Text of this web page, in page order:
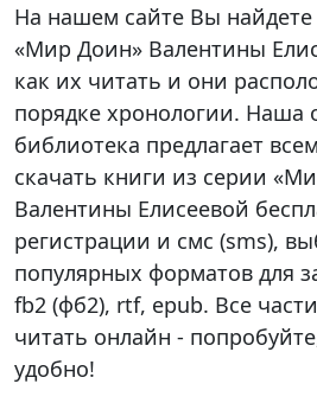
На нашем сайте Вы найдете
«Мир Доин» Валентины
как их читать и они
порядке хронологии. Наша
библиотека предлагает
скачать книги из серии
Валентины Елисеевой
регистрации и смс (sms),
популярных форматов для
fb2 (фб2), rtf, epub. Все
читать онлайн -
удобно!